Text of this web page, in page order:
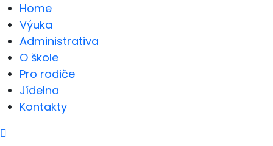
Home
Výuka
Administrativa
O škole
Pro rodiče
Jídelna
Kontakty